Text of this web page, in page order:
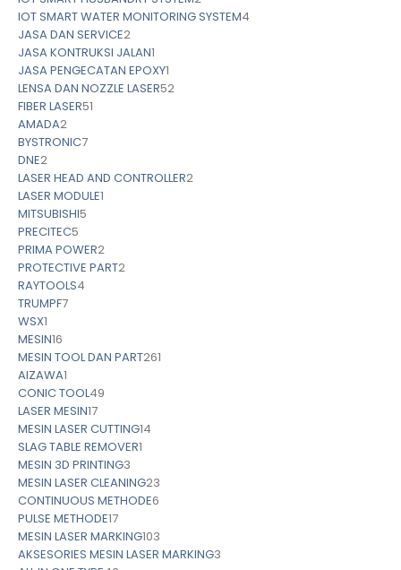
IOT SMART WATER MONITORING SYSTEM4
JASA DAN SERVICE2
JASA KONTRUKSI JALAN1
JASA PENGECATAN EPOXY1
LENSA DAN NOZZLE LASER52
FIBER LASER51
AMADA2
BYSTRONIC7
DNE2
LASER HEAD AND CONTROLLER2
LASER MODULE1
MITSUBISHI5
PRECITEC5
PRIMA POWER2
PROTECTIVE PART2
RAYTOOLS4
TRUMPF7
WSX1
MESIN16
MESIN TOOL DAN PART261
AIZAWA1
CONIC TOOL49
LASER MESIN17
MESIN LASER CUTTING14
SLAG TABLE REMOVER1
MESIN 3D PRINTING3
MESIN LASER CLEANING23
CONTINUOUS METHODE6
PULSE METHODE17
MESIN LASER MARKING103
AKSESORIES MESIN LASER MARKING3